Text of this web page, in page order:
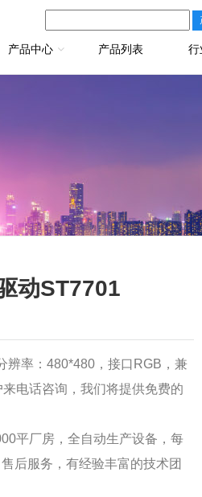
产品中心 产品列表 行
动ST7701
辨率：480*480，接口RGB，兼
电话咨询，我们将提供免费的
平厂房，全自动生产设备，每
后服务，有经验丰富的技术团